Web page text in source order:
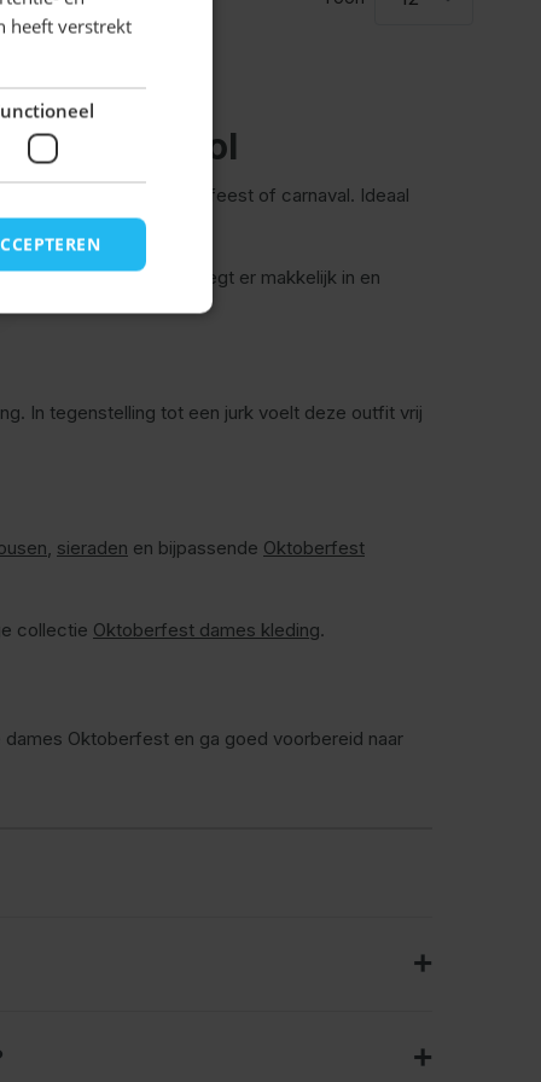
en stijlvol
een themafeest of carnaval. Ideaal
uitstraling wilt.
outfit. Je beweegt er makkelijk in en
In tegenstelling tot een jurk voelt deze outfit vrij
sieraden en bijpassende Oktoberfest
collectie Oktoberfest dames kleding.
Oktoberfest en ga goed voorbereid naar
heeft verstrekt